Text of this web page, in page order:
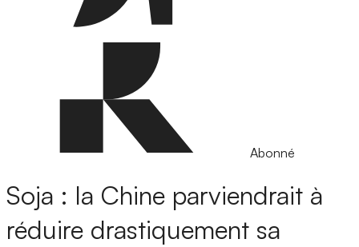
Abonné
Soja : la Chine parviendrait à
réduire drastiquement sa